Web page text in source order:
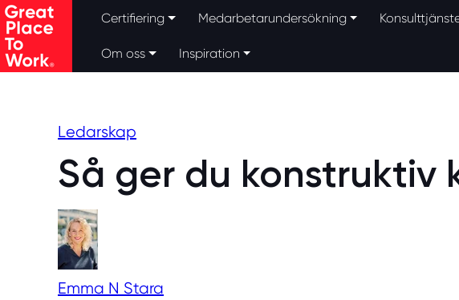
Skip to main content
Certifiering Medarbetarundersökning
Om oss Inspiration
Ledarskap
Så ger du
Emma N Stara